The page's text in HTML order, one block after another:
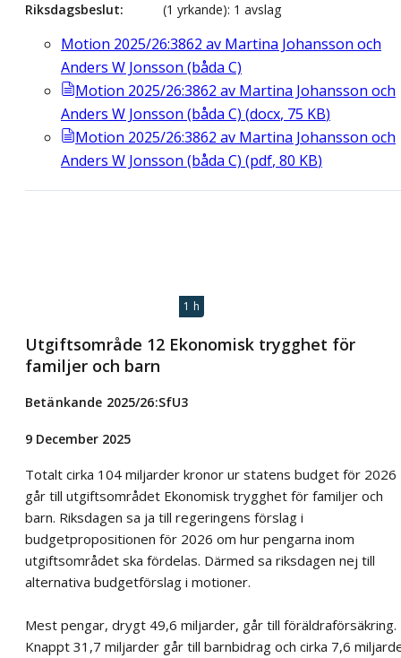
Riksdagsbeslut
(1 yrkande): 1 avslag
Motion 2025/26:3862 av Martina Johansson och
Anders W Jonsson (båda C)
Motion 2025/26:3862 av Martina Johansson och
Anders W Jonsson (båda C) (docx, 75 KB)
Motion 2025/26:3862 av Martina Johansson och
Anders W Jonsson (båda C) (pdf, 80 KB)
1 h
Utgiftsområde 12 Ekonomisk trygghet för
familjer och barn
Betänkande 2025/26:SfU3
9 December 2025
Totalt cirka 104 miljarder kronor ur statens budget för 2026
går till utgiftsområdet Ekonomisk trygghet för familjer och
barn. Riksdagen sa ja till regeringens förslag i
budgetpropositionen för 2026 om hur pengarna inom
utgiftsområdet ska fördelas. Därmed sa riksdagen nej till
alternativa budgetförslag i motioner.
Mest pengar, drygt 49,6 miljarder, går till föräldraförsäkring.
Knappt 31,7 miljarder går till barnbidrag och cirka 7,6